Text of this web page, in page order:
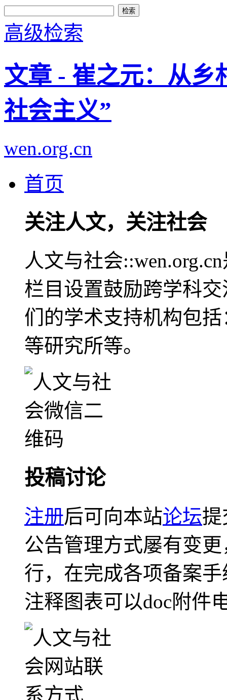
高级检索
文章 - 崔之元：从乡
社会主义”
wen.org.cn
首页
关注人文，关注社会
人文与社会
栏目设置鼓励跨学科
们的学术支持机构包
等研究所等。
投稿讨论
注册后可向本站论坛提
公告管理方式屡有变
行，在完成各项备案
注释图表可以doc附件